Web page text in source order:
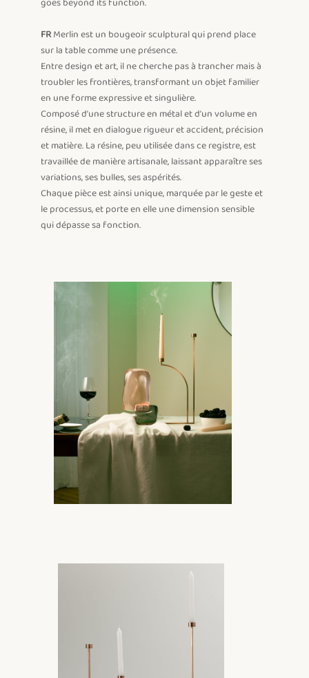
FR Merlin est un bougeoir sculptural qui prend place
sur la table comme une présence.
Entre design et art, il ne cherche pas à trancher mais à
troubler les frontières, transformant un objet familier
en une forme expressive et singulière.
Composé d’une structure en métal et d’un volume en
résine, il met en dialogue rigueur et accident, précision
et matière. La résine, peu utilisée dans ce registre, est
travaillée de manière artisanale, laissant apparaître ses
variations, ses bulles, ses aspérités.
Chaque pièce est ainsi unique, marquée par le geste et
le processus, et porte en elle une dimension sensible
qui dépasse sa fonction.